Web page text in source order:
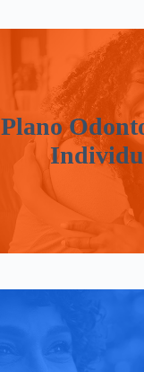
Plano